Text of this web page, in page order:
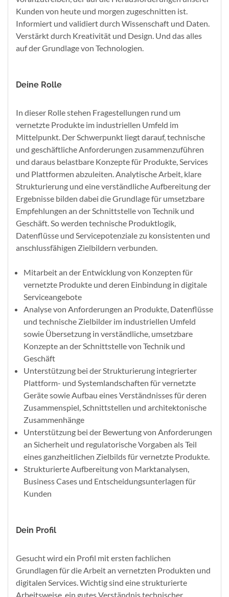
Kunden von heute und morgen zugeschnitten ist.
Informiert und validiert durch Wissenschaft und Daten.
Verstärkt durch Kreativität und Design. Und das alles
auf der Grundlage von Technologien.
Deine Rolle
In dieser Rolle stehen Fragestellungen rund um
vernetzte Produkte im industriellen Umfeld im
Mittelpunkt. Der Schwerpunkt liegt darauf, technische
und geschäftliche Anforderungen zusammenzuführen
und daraus belastbare Konzepte für Produkte, Services
und Plattformen abzuleiten. Analytische Arbeit, klare
Strukturierung und eine verständliche Aufbereitung der
Ergebnisse bilden dabei die Grundlage für umsetzbare
Empfehlungen an der Schnittstelle von Technik und
Geschäft. So werden technische Produktlogik,
Datenflüsse und Servicepotenziale zu konsistenten und
anschlussfähigen Zielbildern verbunden.
Mitarbeit an der Entwicklung von Konzepten für
vernetzte Produkte und deren Einbindung in digitale
Serviceangebote
Analyse von Anforderungen an Produkte, Datenflüsse
und technische Zielbilder im industriellen Umfeld
sowie Übersetzung in verständliche, umsetzbare
Konzepte an der Schnittstelle von Technik und
Geschäft
Unterstützung bei der Strukturierung integrierter
Plattform- und Systemlandschaften für vernetzte
Geräte sowie Aufbau eines Verständnisses für deren
Zusammenspiel, Schnittstellen und architektonische
Zusammenhänge
Unterstützung bei der Bewertung von Anforderungen
an Sicherheit und regulatorische Vorgaben als Teil
eines ganzheitlichen Zielbilds für vernetzte Produkte.
Strukturierte Aufbereitung von Marktanalysen,
Business Cases und Entscheidungsunterlagen für
Kunden
Dein Profil
Gesucht wird ein Profil mit ersten fachlichen
Grundlagen für die Arbeit an vernetzten Produkten und
digitalen Services. Wichtig sind eine strukturierte
Arbeitsweise, ein gutes Verständnis technischer